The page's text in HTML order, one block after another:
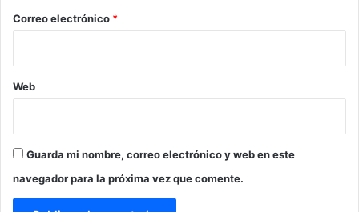
*
Correo electrónico *
Web
Guarda mi nombre, correo electrónico y web en este
navegador para la próxima vez que comente.